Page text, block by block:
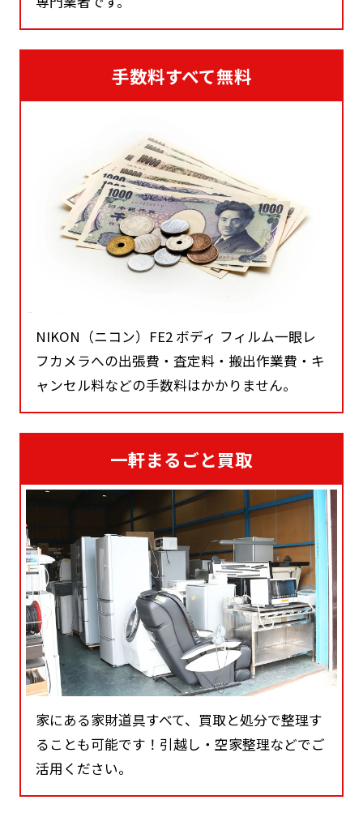
手数料すべて無料
NIKON（ニコン）FE2 ボディ フィルム一眼レ
フカメラへの出張費・査定料・搬出作業費・キ
ャンセル料などの手数料はかかりません。
一軒まるごと買取
家にある家財道具すべて、買取と処分で整理す
ることも可能です！引越し・空家整理などでご
活用ください。